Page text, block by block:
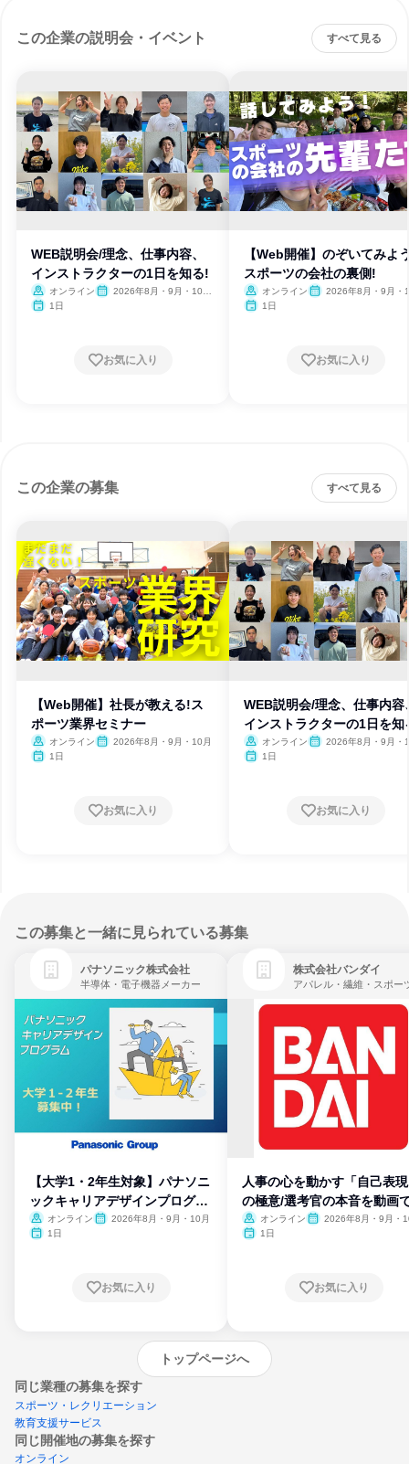
この企業の説明会・イベント すべて見る
WEB説明会/理念、仕事内容、
インストラクターの1日を知る!
オンライン
2026年8月・9月・10
1日
お気に入り
【Web開催】のぞいてみよ
スポーツの会社の裏側!
オンライン
2026年8月・9月・
1日
お気に入り
この企業の募集 すべて見る
【Web開催】社長が教える!ス
ポーツ業界セミナー
オンライン
2026年8月・9月・10月
1日
お気に入り
WEB説明会/理念、仕事内容
インストラクターの1日を知
オンライン
2026年8月・9月・
1日
お気に入り
この募集と一緒に見られている募集
パナソニック株式会社
半導体・電子機器メーカー
【大学1・2年生対象】パナソニ
ックキャリアデザインプログラ
ム
オンライン
2026年8月・9月・10月
1日
お気に入り
株式会社バンダイ
人事の心を動かす「自己表
の極意/選考官の本音を動画
開
オンライン
2026年8月・9月・
1日
お気に入り
トップページへ
同じ業種の募集を探す
スポーツ・レクリエーション
教育支援サービス
同じ開催地の募集を探す
オンライン